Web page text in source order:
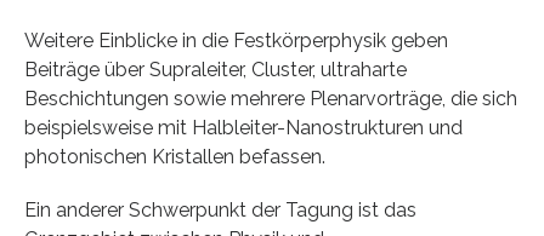
Weitere Einblicke in die Festkörperphysik geben
Beiträge über Supraleiter, Cluster, ultraharte
Beschichtungen sowie mehrere Plenarvorträge, die sich
beispielsweise mit Halbleiter-Nanostrukturen und
photonischen Kristallen befassen.
Ein anderer Schwerpunkt der Tagung ist das